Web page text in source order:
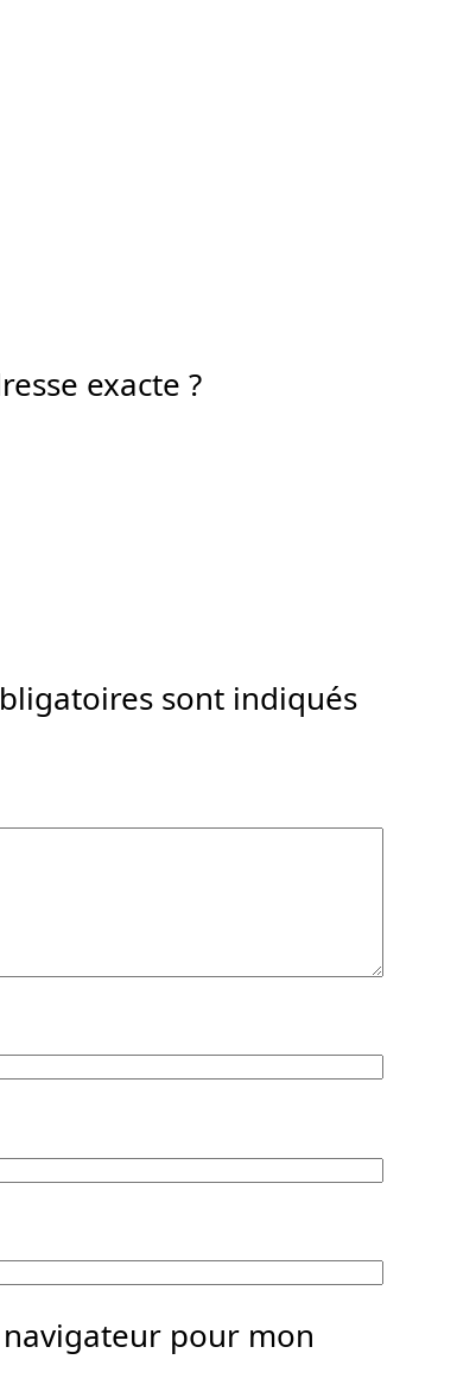
exacte ?
sont indiqués
pour mon